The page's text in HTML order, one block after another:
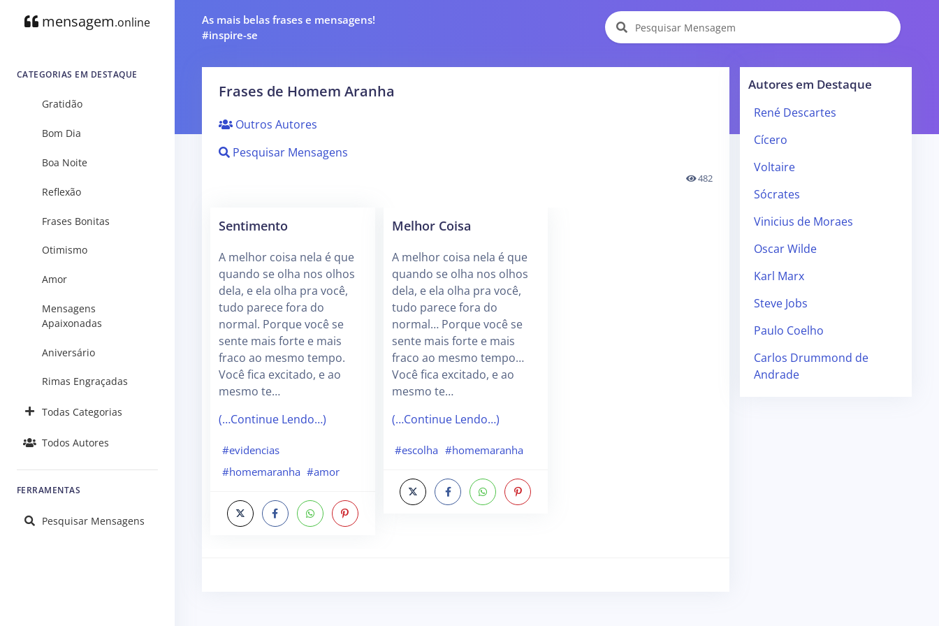
mensagem.online
CATEGORIAS EM DESTAQUE
Gratidão
Bom Dia
Boa Noite
Reflexão
Frases Bonitas
Otimismo
Amor
Mensagens
Apaixonadas
Aniversário
Rimas Engraçadas
Todas Categorias
Todos Autores
FERRAMENTAS
Pesquisar Mensagens
As mais belas frases e mensagens!
#inspire-se
Frases de Homem Aranha
Outros Autores
Pesquisar Mensagens
482
Sentimento
A melhor coisa nela é que
quando se olha nos olhos
dela, e ela olha pra você,
tudo parece fora do
normal. Porque você se
sente mais forte e mais
fraco ao mesmo tempo.
Você fica excitado, e ao
mesmo te…
(…Continue Lendo…)
#evidencias
#homemaranha #amor
Melhor Coisa
A melhor coisa nela é que
quando se olha nos olhos
dela, e ela olha pra você,
tudo parece fora do
normal… Porque você se
sente mais forte e mais
fraco ao mesmo tempo…
Você fica excitado, e ao
mesmo te…
(…Continue Lendo…)
#escolha #homemaranha
Autores em Destaque
René Descartes
Cícero
Voltaire
Sócrates
Vinicius de Moraes
Oscar Wilde
Karl Marx
Steve Jobs
Paulo Coelho
Carlos Drummond de
Andrade